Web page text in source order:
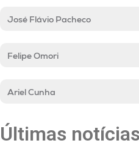
José Flávio Pacheco
Felipe Omori
Ariel Cunha
Últimas notícias